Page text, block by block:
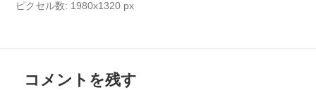
ピクセル数: 1980x1320 px
コメントを残す